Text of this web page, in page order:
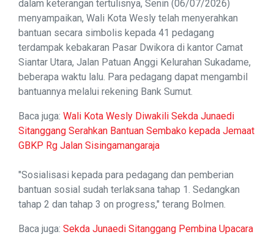
dalam keterangan tertulisnya, Senin (06/07/2026)
menyampaikan, Wali Kota Wesly telah menyerahkan
bantuan secara simbolis kepada 41 pedagang
terdampak kebakaran Pasar Dwikora di kantor Camat
Siantar Utara, Jalan Patuan Anggi Kelurahan Sukadame,
beberapa waktu lalu. Para pedagang dapat mengambil
bantuannya melalui rekening Bank Sumut.
Baca juga: Wali Kota Wesly Diwakili Sekda Junaedi
Sitanggang Serahkan Bantuan Sembako kepada Jemaat
GBKP Rg Jalan Sisingamangaraja
"Sosialisasi kepada para pedagang dan pemberian
bantuan sosial sudah terlaksana tahap 1. Sedangkan
tahap 2 dan tahap 3 on progress," terang Bolmen.
Baca juga: Sekda Junaedi Sitanggang Pembina Upacara